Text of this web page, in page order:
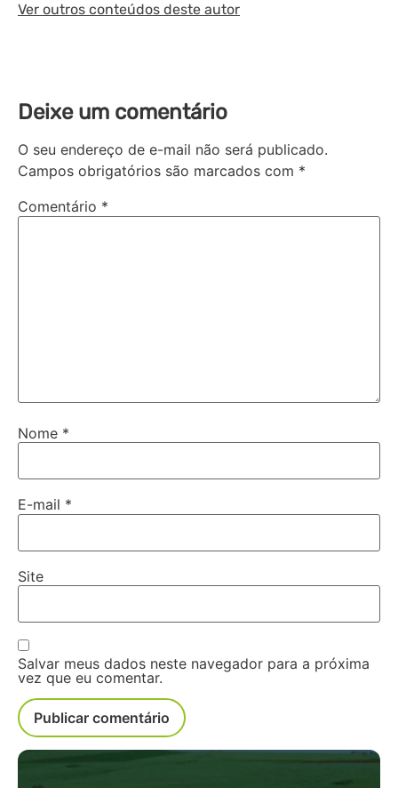
Ver outros conteúdos deste autor
Deixe um comentário
O seu endereço de e-mail não será publicado.
Campos obrigatórios são marcados com *
Comentário *
Nome *
E-mail *
Site
Salvar meus dados neste navegador para a próxima
vez que eu comentar.